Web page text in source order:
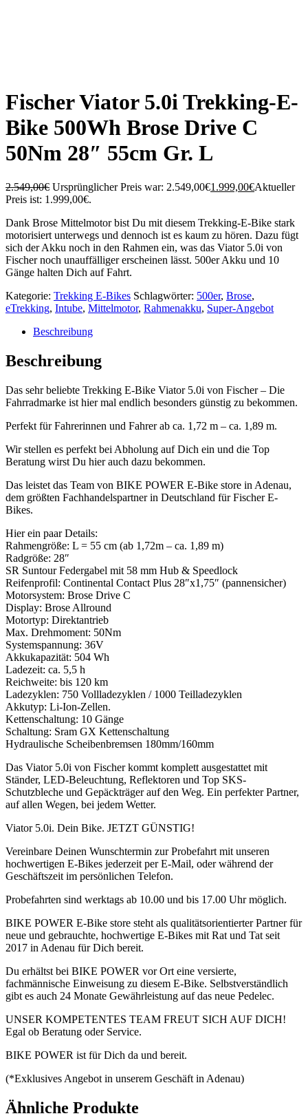
Fischer Viator 5.0i Trekking-E-
Bike 500Wh Brose Drive C
50Nm 28″ 55cm Gr. L
2.549,00€ Ursprünglicher Preis war: 2.549,00€1.999,00€Aktueller
Preis ist: 1.999,00€.
Dank Brose Mittelmotor bist Du mit diesem Trekking-E-Bike stark
motorisiert unterwegs und dennoch ist es kaum zu hören. Dazu fügt
sich der Akku noch in den Rahmen ein, was das Viator 5.0i von
Fischer noch unauffälliger erscheinen lässt. 500er Akku und 10
Gänge halten Dich auf Fahrt.
Kategorie: Trekking E-Bikes Schlagwörter: 500er, Brose,
eTrekking, Intube, Mittelmotor, Rahmenakku, Super-Angebot
Beschreibung
Beschreibung
Das sehr beliebte Trekking E-Bike Viator 5.0i von Fischer – Die
Fahrradmarke ist hier mal endlich besonders günstig zu bekommen.
Perfekt für Fahrerinnen und Fahrer ab ca. 1,72 m – ca. 1,89 m.
Wir stellen es perfekt bei Abholung auf Dich ein und die Top
Beratung wirst Du hier auch dazu bekommen.
Das leistet das Team von BIKE POWER E-Bike store in Adenau,
dem größten Fachhandelspartner in Deutschland für Fischer E-
Bikes.
Hier ein paar Details:
Rahmengröße: L = 55 cm (ab 1,72m – ca. 1,89 m)
Radgröße: 28″
SR Suntour Federgabel mit 58 mm Hub & Speedlock
Reifenprofil: Continental Contact Plus 28″x1,75″ (pannensicher)
Motorsystem: Brose Drive C
Display: Brose Allround
Motortyp: Direktantrieb
Max. Drehmoment: 50Nm
Systemspannung: 36V
Akkukapazität: 504 Wh
Ladezeit: ca. 5,5 h
Reichweite: bis 120 km
Ladezyklen: 750 Vollladezyklen / 1000 Teilladezyklen
Akkutyp: Li-Ion-Zellen.
Kettenschaltung: 10 Gänge
Schaltung: Sram GX Kettenschaltung
Hydraulische Scheibenbremsen 180mm/160mm
Das Viator 5.0i von Fischer kommt komplett ausgestattet mit
Ständer, LED-Beleuchtung, Reflektoren und Top SKS-
Schutzbleche und Gepäckträger auf den Weg. Ein perfekter Partner,
auf allen Wegen, bei jedem Wetter.
Viator 5.0i. Dein Bike. JETZT GÜNSTIG!
Vereinbare Deinen Wunschtermin zur Probefahrt mit unseren
hochwertigen E-Bikes jederzeit per E-Mail, oder während der
Geschäftszeit im persönlichen Telefon.
Probefahrten sind werktags ab 10.00 und bis 17.00 Uhr möglich.
BIKE POWER E-Bike store steht als qualitätsorientierter Partner für
neue und gebrauchte, hochwertige E-Bikes mit Rat und Tat seit
2017 in Adenau für Dich bereit.
Du erhältst bei BIKE POWER vor Ort eine versierte,
fachmännische Einweisung zu diesem E-Bike. Selbstverständlich
gibt es auch 24 Monate Gewährleistung auf das neue Pedelec.
UNSER KOMPETENTES TEAM FREUT SICH AUF DICH!
Egal ob Beratung oder Service.
BIKE POWER ist für Dich da und bereit.
(*Exklusives Angebot in unserem Geschäft in Adenau)
Ähnliche Produkte